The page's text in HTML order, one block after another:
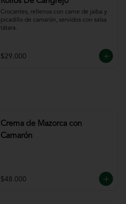
Crocantes, rellenos con carne de jaiba y
picadillo de camarón, servidos con salsa
tátara.
$29.000
Crema de Mazorca con
Camarón
$48.000